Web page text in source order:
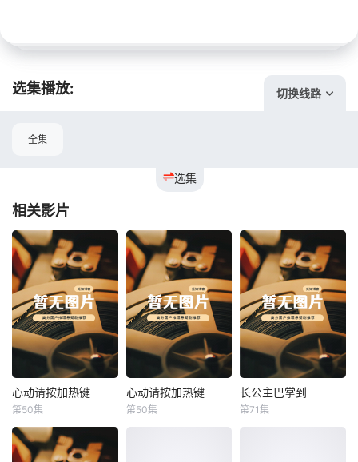
选集播放: 切换线路
选集
全集
相关影片
心动请按加热键
心动请按加热键
第50集
心动请按加热键
心动请按加热键
第50集
长公主巴掌到
长公主巴掌到
第71集